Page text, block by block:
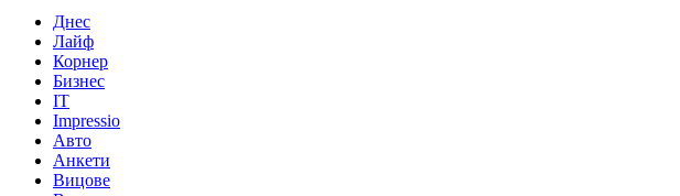
Днес
Лайф
Корнер
Бизнес
IT
Impressio
Авто
Анкети
Вицове